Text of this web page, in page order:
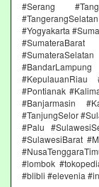
#Serang
#Yogyakarta
#KepulauanRiau
#Pontianak
#Banjarmasin
#TanjungSelor
#Palu
#SulawesiBarat
#lombok
#blibli #elevenia